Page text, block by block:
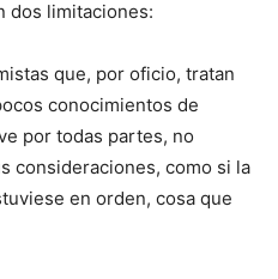
dos limitaciones:
que, por oficio, tratan
conocimientos de
por todas partes, no
consideraciones, como si la
en orden, cosa que